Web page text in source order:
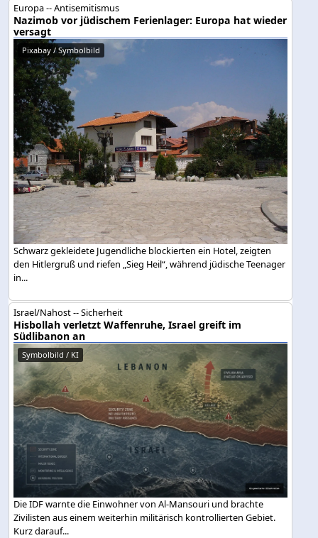
Europa -- Antisemitismus
Nazimob vor jüdischem Ferienlager: Europa hat wieder
versagt
Pixabay / Symbolbild
Schwarz gekleidete Jugendliche blockierten ein Hotel, zeigten
den Hitlergruß und riefen „Sieg Heil“, während jüdische Teenager
in...
Israel/Nahost -- Sicherheit
Hisbollah verletzt Waffenruhe, Israel greift im
Südlibanon an
Symbolbild / KI
Die IDF warnte die Einwohner von Al-Mansouri und brachte
Zivilisten aus einem weiterhin militärisch kontrollierten Gebiet.
Kurz darauf...